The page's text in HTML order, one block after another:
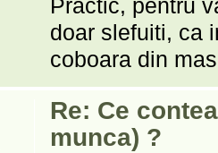
Practic, pentru
doar slefuiti, ca
coboara din
Re: Ce
munca) ?